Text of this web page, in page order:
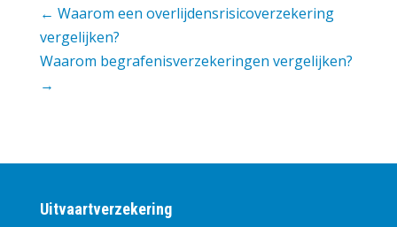
← Waarom een overlijdensrisicoverzekering
vergelijken?
Waarom begrafenisverzekeringen vergelijken?
→
Uitvaartverzekering